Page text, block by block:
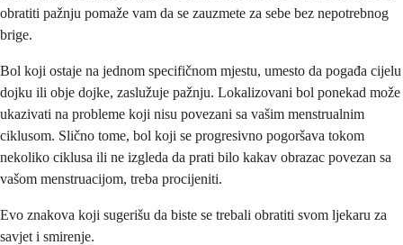
obratiti pažnju pomaže vam da se zauzmete za sebe bez nepotrebnog
brige.
Bol koji ostaje na jednom specifičnom mjestu, umesto da pogađa cijelu
dojku ili obje dojke, zaslužuje pažnju. Lokalizovani bol ponekad može
ukazivati na probleme koji nisu povezani sa vašim menstrualnim
ciklusom. Slično tome, bol koji se progresivno pogoršava tokom
nekoliko ciklusa ili ne izgleda da prati bilo kakav obrazac povezan sa
vašom menstruacijom, treba procijeniti.
Evo znakova koji sugerišu da biste se trebali obratiti svom ljekaru za
savjet i smirenje.